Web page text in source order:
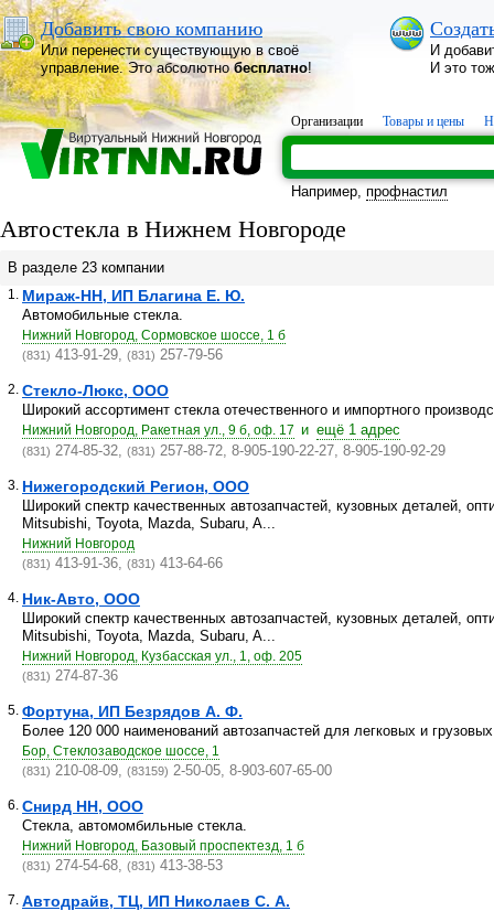
Добавить свою компанию
Или перенести существующую в своё
управление. Это абсолютнобесплатно!
И
И это
Организации Товары и цены
Например, профнастил
Автостекла в Нижнем Новгороде
В разделе 23 компании
1. Мираж-НН, ИП Благина Е. Ю.
Автомобильные стекла.
Нижний Новгород, Сормовское шоссе, 1 б
(831) 413-91-29, (831) 257-79-56
2. Стекло-Люкс, ООО
Широкий ассортимент стекла отечественного и импортного
Нижний Новгород, Ракетная ул., 9 б, оф. 17 и ещё 1 адрес
(831) 274-85-32, (831) 257-88-72, 8-905-190-22-27, 8-905-190-92-29
3. Нижегородский Регион, ООО
Широкий спектр качественных автозапчастей, кузовных деталей,
Mitsubishi, Toyota, Mazda, Subaru, A...
Нижний Новгород
(831) 413-91-36, (831) 413-64-66
4. Ник-Авто, ООО
Широкий спектр качественных автозапчастей, кузовных деталей,
Mitsubishi, Toyota, Mazda, Subaru, A...
Нижний Новгород, Кузбасская ул., 1, оф. 205
(831) 274-87-36
5. Фортуна, ИП Безрядов А. Ф.
Более 120 000 наименований автозапчастей для легковых и
Бор, Стеклозаводское шоссе, 1
(831) 210-08-09, (83159) 2-50-05, 8-903-607-65-00
6. Снирд НН, ООО
Стекла, автомомбильные стекла.
Нижний Новгород, Базовый проспектезд, 1 б
(831) 274-54-68, (831) 413-38-53
7. Автодрайв, ТЦ, ИП Николаев С. А.